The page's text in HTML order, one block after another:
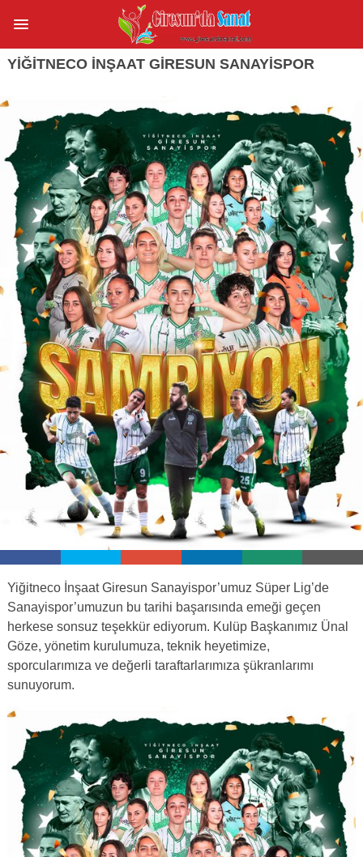
YIĞITNECO İNŞAAT GIRESUN SANAYISPOR
Yiğitneco İnşaat Giresun Sanayispor’umuz Süper Lig’de
Sanayispor’umuzun bu tarihi başarısında emeği geçen
herkese sonsuz teşekkür ediyorum. Kulüp Başkanımız Ünal
Göze, yönetim kurulumuza, teknik heyetimize,
sporcularımıza ve değerli taraftarlarımıza şükranlarımı
sunuyorum.